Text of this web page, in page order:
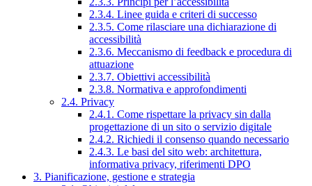
2.3.4. Linee guida e criteri di successo
2.3.5. Come rilasciare una dichiarazione di
accessibilità
2.3.6. Meccanismo di feedback e procedura di
attuazione
2.3.7. Obiettivi accessibilità
2.3.8. Normativa e approfondimenti
2.4. Privacy
2.4.1. Come rispettare la privacy sin dalla
progettazione di un sito o servizio digitale
2.4.2. Richiedi il consenso quando necessario
2.4.3. Le basi del sito web: architettura,
informativa privacy, riferimenti DPO
3. Pianificazione, gestione e strategia